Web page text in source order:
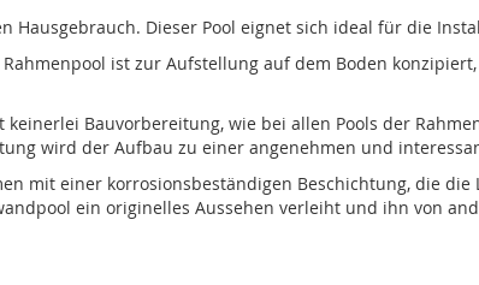
Hausgebrauch. Dieser Pool eignet sich ideal für die
ist zur Aufstellung auf dem Boden
Bauvorbereitung, wie bei allen Pools der
wird der Aufbau zu einer angenehmen und
mit einer korrosionsbeständigen Beschichtung, die
ein originelles Aussehen verleiht und ihn von